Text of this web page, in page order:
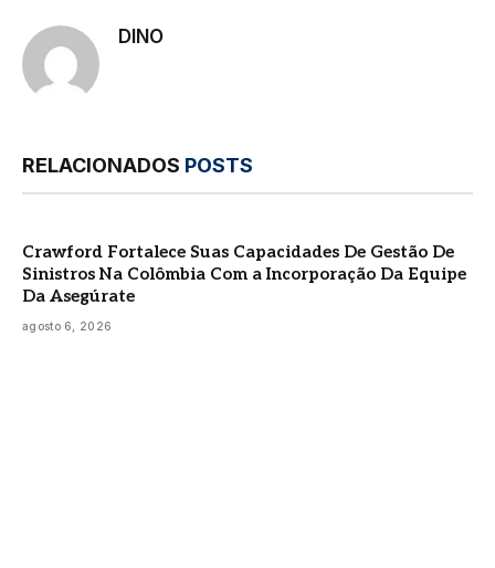
DINO
RELACIONADOS POSTS
Crawford Fortalece Suas Capacidades De Gestão De
Sinistros Na Colômbia Com a Incorporação Da Equipe
Da Asegúrate
agosto 6, 2026